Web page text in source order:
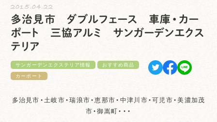
2015.04.22
多治見市 ダブルフェース 車庫・カー
ポート 三協アルミ サンガーデンエクス
テリア
サンガーデンエクステリア情報
おすすめ商品
カーポート
多治見市・土岐市・瑞浪市・恵那市・中津川市・可児市・美濃加茂
市・御嵩町・・・